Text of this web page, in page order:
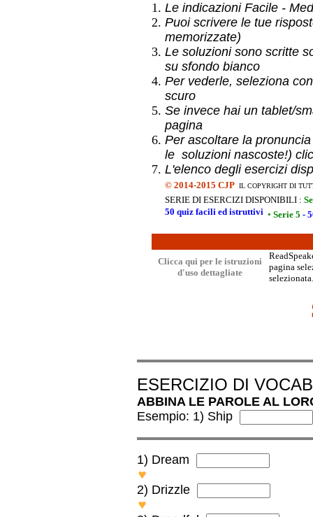
Le indicazioni Facile -
Puoi scrivere le tue
memorizzate)
Le soluzioni sono scritte
su sfondo bianco
Per vederle, seleziona
scuro
Se invece hai un tablet/
pagina
Per ascoltare la
le soluzioni nascoste!)
L'elenco degli esercizi
© 2014-2015 CJP IL COPYRIGHT DI
SERIE DI ESERCIZI DISPONIBILI :
50 quiz facili ed istruttivi • Serie 5 -
Clicca qui per le istruzioni
d'uso dettagliate
pagina
ESERCIZIO DI
ABBINA LE PAROLE AL
Esempio: 1) Ship
1) Dream
2) Drizzle